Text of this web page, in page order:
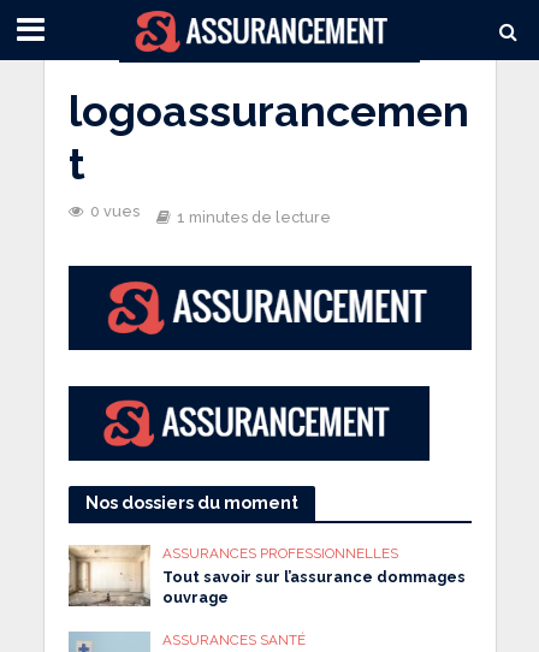
logoassurancemen
t
0 vues 1 minutes de lecture
Nos dossiers du moment
ASSURANCES PROFESSIONNELLES
Tout savoir sur l’assurance dommages
ouvrage
ASSURANCES SANTÉ